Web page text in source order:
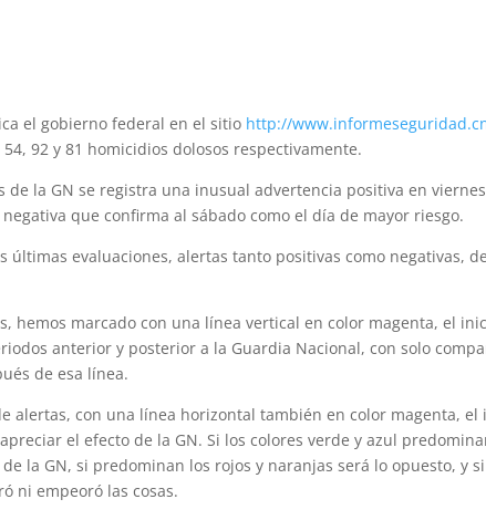
el gobierno federal en el sitio http://
92 y 81 homicidios dolosos respectivamente.
de la GN se registra una inusual advertencia positiva en
que confirma al sábado como el día de mayor riesgo.
últimas evaluaciones, alertas tanto positivas como negativas,
hemos marcado con una línea vertical en color magenta, el
anterior y posterior a la Guardia Nacional, con solo
de esa línea.
alertas, con una línea horizontal también en color magenta, el
el efecto de la GN. Si los colores verde y azul
la GN, si predominan los rojos y naranjas será lo opuesto, y
ni empeoró las cosas.